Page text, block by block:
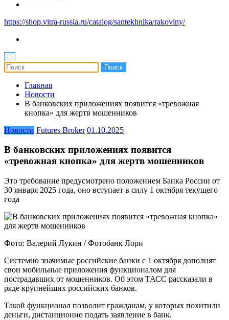
https://shop.vitra-russia.ru/catalog/santekhnika/rakoviny/
Главная
Новости
В банковских приложениях появится «тревожная
кнопка» для жертв мошенников
Новости Futures Broker 01.10.2025
В банковских приложениях появится
«тревожная кнопка» для жертв мошенников
Это требование предусмотрено положением Банка России от
30 января 2025 года, оно вступает в силу 1 октября текущего
года
Фото: Валерий Лукин / Фотобанк Лори
Системно значимые российские банки с 1 октября дополнят
свои мобильные приложения функционалом для
пострадавших от мошенников. Об этом ТАСС рассказали в
ряде крупнейших российских банков.
Такой функционал позволит гражданам, у которых похитили
деньги, дистанционно подать заявление в банк.